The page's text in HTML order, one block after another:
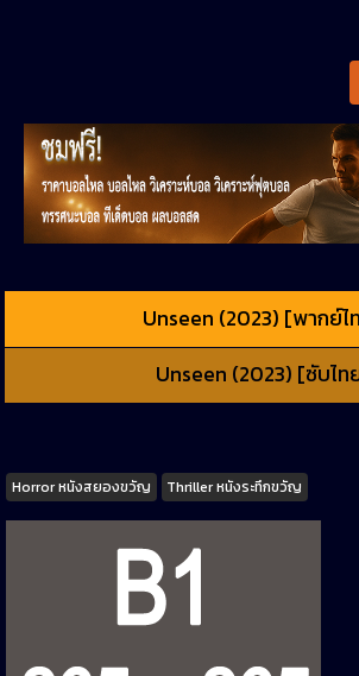
Unseen (2023) [พากย์ไ
Unseen (2023) [ซับไท
Tags
Horror หนังสยองขวัญ Thriller หนังระทึกขวัญ